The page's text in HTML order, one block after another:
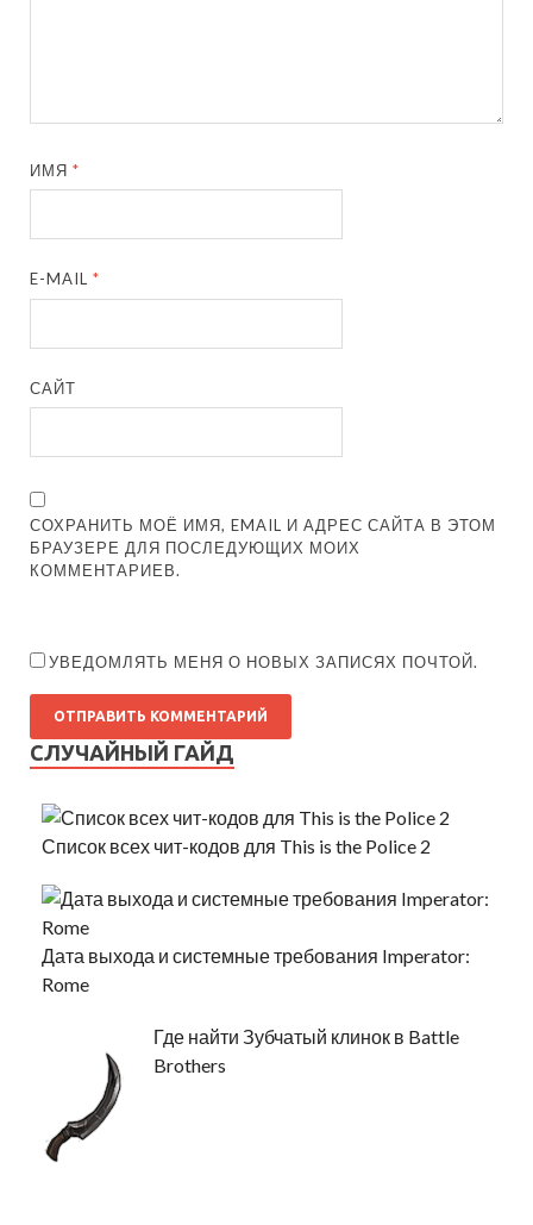
ИМЯ*
E-MAIL*
САЙТ
СОХРАНИТЬ МОЁ ИМЯ, EMAIL И АДРЕС САЙТА В ЭТОМ
БРАУЗЕРЕ ДЛЯ ПОСЛЕДУЮЩИХ МОИХ
КОММЕНТАРИЕВ.
УВЕДОМЛЯТЬ МЕНЯ О НОВЫХ ЗАПИСЯХ ПОЧТОЙ.
СЛУЧАЙНЫЙ ГАЙД
Список всех чит-кодов для This is the Police 2
Дата выхода и системные требования Imperator:
Rome
Где найти Зубчатый клинок в Battle
Brothers